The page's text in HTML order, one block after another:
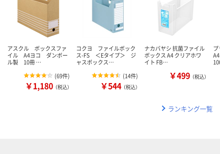
アスクル ボックスファ
イル A4ヨコ ダンボー
ル製 10冊 …
(69件)
￥1,180 （税込）
コクヨ ファイルボック
ス-FS ＜Eタイプ＞ ジ
ャスボックス…
(14件)
￥544 （税込）
ナカバヤシ 抗菌ファイル
ボックス A4 クリアホワ
イト FB…
￥499 （税込）
ランキング一覧